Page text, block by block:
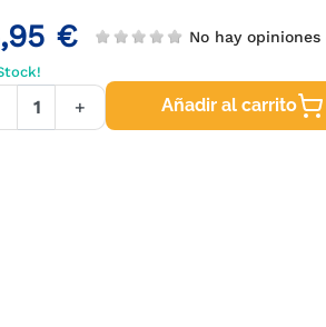
€ No hay
+ Añadir al carrito